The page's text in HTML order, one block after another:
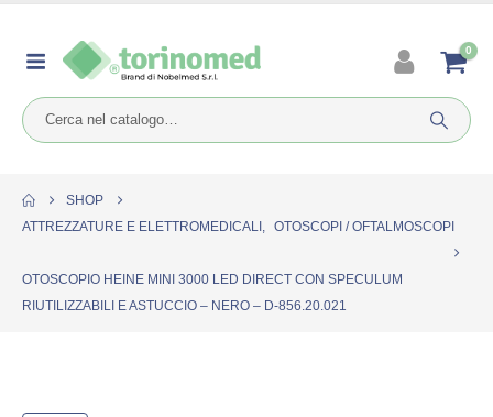
0
SHOP
ATTREZZATURE E ELETTROMEDICALI , OTOSCOPI / OFTALMOSCOPI
OTOSCOPIO HEINE MINI 3000 LED DIRECT CON SPECULUM
RIUTILIZZABILI E ASTUCCIO – NERO – D-856.20.021